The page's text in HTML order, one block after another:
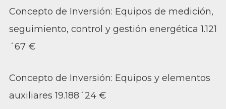
Concepto de Inversión: Equipos de medición,
seguimiento, control y gestión energética 1.121
´67 €
Concepto de Inversión: Equipos y elementos
auxiliares 19.188´24 €